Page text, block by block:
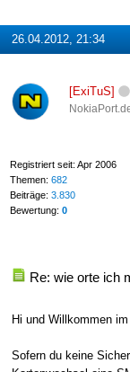
26.04.2012, 21:34
[ExiTuS]
Registriert seit: Apr 2006
Themen: 682
Beiträge: 3.830
Bewertung: 0
Re: wie orte ich
Hi und Willkommen
Sofern du keine